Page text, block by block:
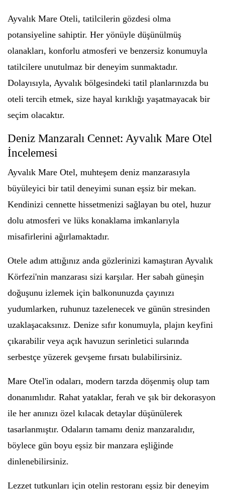
Ayvalık Mare Oteli, tatilcilerin gözdesi olma
potansiyeline sahiptir. Her yönüyle düşünülmüş
olanakları, konforlu atmosferi ve benzersiz konumuyla
tatilcilere unutulmaz bir deneyim sunmaktadır.
Dolayısıyla, Ayvalık bölgesindeki tatil planlarınızda bu
oteli tercih etmek, size hayal kırıklığı yaşatmayacak bir
seçim olacaktır.
Deniz Manzaralı Cennet: Ayvalık Mare Otel
İncelemesi
Ayvalık Mare Otel, muhteşem deniz manzarasıyla
büyüleyici bir tatil deneyimi sunan eşsiz bir mekan.
Kendinizi cennette hissetmenizi sağlayan bu otel, huzur
dolu atmosferi ve lüks konaklama imkanlarıyla
misafirlerini ağırlamaktadır.
Otele adım attığınız anda gözlerinizi kamaştıran Ayvalık
Körfezi'nin manzarası sizi karşılar. Her sabah güneşin
doğuşunu izlemek için balkonunuzda çayınızı
yudumlarken, ruhunuz tazelenecek ve günün stresinden
uzaklaşacaksınız. Denize sıfır konumuyla, plajın keyfini
çıkarabilir veya açık havuzun serinletici sularında
serbestçe yüzerek gevşeme fırsatı bulabilirsiniz.
Mare Otel'in odaları, modern tarzda döşenmiş olup tam
donanımlıdır. Rahat yataklar, ferah ve şık bir dekorasyon
ile her anınızı özel kılacak detaylar düşünülerek
tasarlanmıştır. Odaların tamamı deniz manzaralıdır,
böylece gün boyu eşsiz bir manzara eşliğinde
dinlenebilirsiniz.
Lezzet tutkunları için otelin restoranı eşsiz bir deneyim